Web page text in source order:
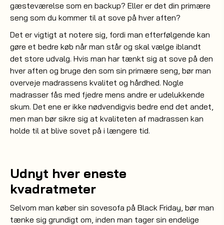
gæsteværelse som en backup? Eller er det din primære
seng som du kommer til at sove på hver aften?
Det er vigtigt at notere sig, fordi man efterfølgende kan
gøre et bedre køb når man står og skal vælge iblandt
det store udvalg. Hvis man har tænkt sig at sove på den
hver aften og bruge den som sin primære seng, bør man
overveje madrassens kvalitet og hårdhed. Nogle
madrasser fås med fjedre mens andre er udelukkende
skum. Det ene er ikke nødvendigvis bedre end det andet,
men man bør sikre sig at kvaliteten af madrassen kan
holde til at blive sovet på i længere tid.
Udnyt hver eneste
kvadratmeter
Selvom man køber sin sovesofa på Black Friday, bør man
tænke sig grundigt om, inden man tager sin endelige